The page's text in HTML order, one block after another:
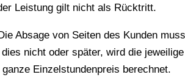
Leistung gilt nicht als Rücktritt.
Absage von Seiten des Kunden muss
nicht oder später, wird die
Einzelstundenpreis berechnet.